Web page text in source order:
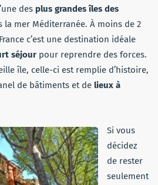
des plus grandes îles des
la mer Méditerranée. À moins de 2
c’est une destination idéale
séjour pour reprendre des forces.
île, celle-ci est remplie d’histoire,
de bâtiments et de lieux à
Si vous
décidez
de rester
seulement